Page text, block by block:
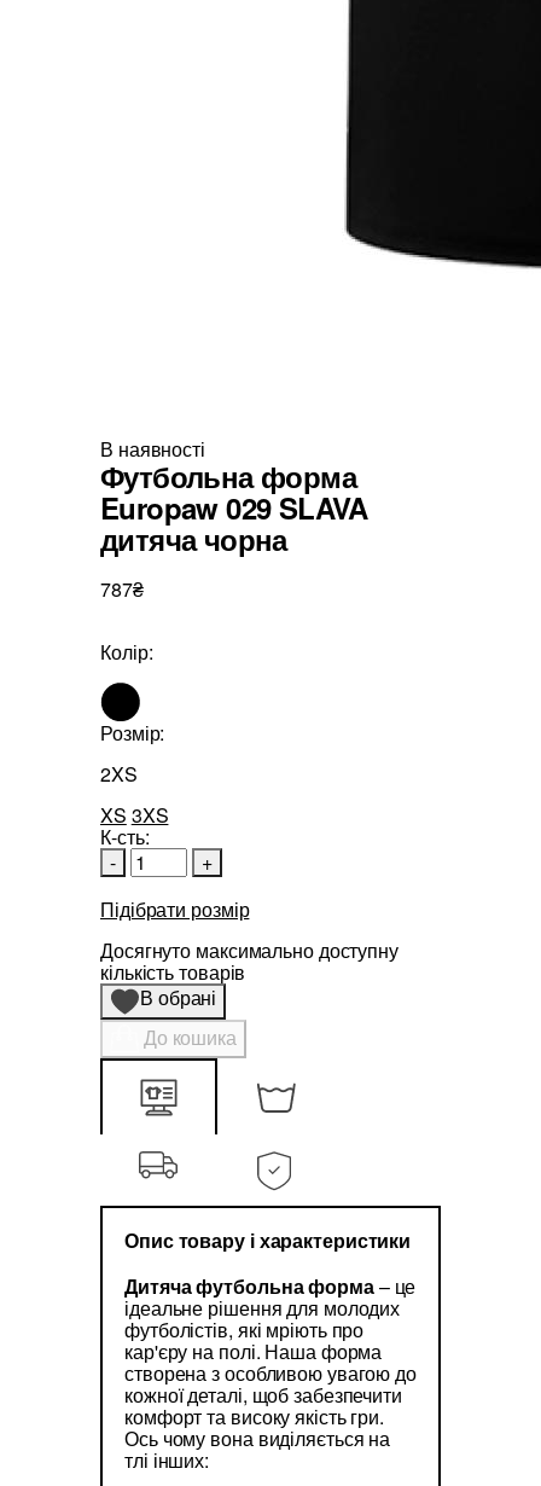
В наявності
Футбольна форма
Europaw 029 SLAVA
дитяча чорна
787₴
Колір:
Розмір:
2XS
XS 3XS
К-сть:
-
+
Підібрати розмір
Досягнуто максимально доступну
кількість товарів
В обрані
До кошика
Опис товару і характеристики
Дитяча футбольна форма– це
ідеальне рішення для молодих
футболістів, які мріють про
кар'єру на полі. Наша форма
створена з особливою увагою до
кожної деталі, щоб забезпечити
комфорт та високу якість гри.
Ось чому вона виділяється на
тлі інших: